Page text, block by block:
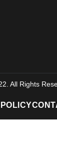
All Rights